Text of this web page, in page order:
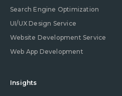
Search Engine Optimization
UI/UX Design Service
Website Development Service
Web App Development
Insights